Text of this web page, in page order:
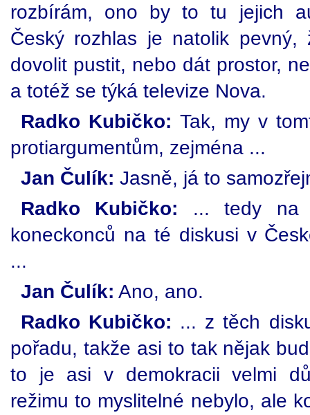
rozbírám, ono by to tu jejich
Český rozhlas je natolik
dovolit pustit, nebo dát prostor,
a totéž se týká televize Nova.
Radko Kubičko: Tak, my v
protiargumentům, zejména ...
Jan Čulík: Jasně, já to
Radko Kubičko: ... tedy na
koneckonců na té diskusi v
...
Jan Čulík: Ano, ano.
Radko Kubičko: ... z těch
pořadu, takže asi to tak nějak
to je asi v demokracii velmi
režimu to myslitelné nebylo, ale